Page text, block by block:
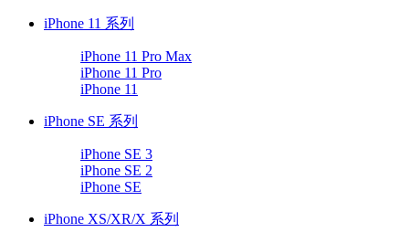
iPhone 11 系列
iPhone 11 Pro Max
iPhone 11 Pro
iPhone 11
iPhone SE 系列
iPhone SE 3
iPhone SE 2
iPhone SE
iPhone XS/XR/X 系列